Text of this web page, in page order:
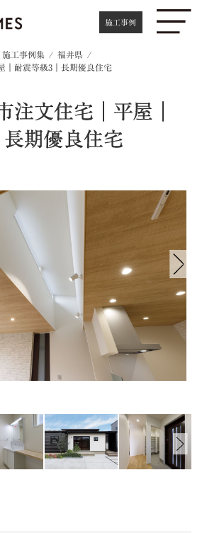
施工事例
施工事例集
福井県
｜耐震等級3｜長期優良住宅
注文住宅｜平屋｜
期優良住宅